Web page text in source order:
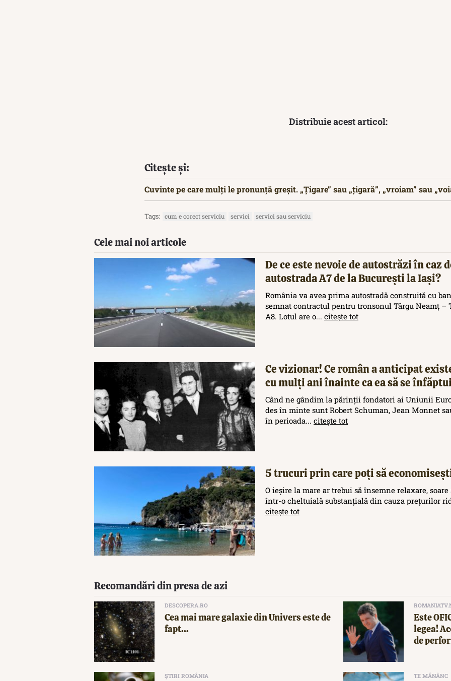
Distribuie acest articol:
Citește și:
Cuvinte pe care mulți le pronunță greșit. „Țigare” sau „țigară”, „vroiam” sau
Tags: cum e corect serviciu servici servici sau serviciu
Cele mai noi articole
De ce este nevoie de autostrăzi în caz
autostrada A7 de la București la Iași?
România va avea prima autostradă construită cu
semnat contractul pentru tronsonul Târgu Neamț –
A8. Lotul are o... citește tot
Ce vizionar! Ce român a anticipat
cu mulți ani înainte ca ea să se
Când ne gândim la părinții fondatori ai Uniunii
des în minte sunt Robert Schuman, Jean Monnet
în perioada... citește tot
5 trucuri prin care poți să
O ieșire la mare ar trebui să însemne relaxare,
într-o cheltuială substanțială din cauza prețurilor
citește tot
Recomandări din presa de azi
DESCOPERA.RO
Cea mai mare galaxie din Univers este de
fapt...
Este
legea!
de
ȘTIRI ROMÂNIA TE MĂNÂNC